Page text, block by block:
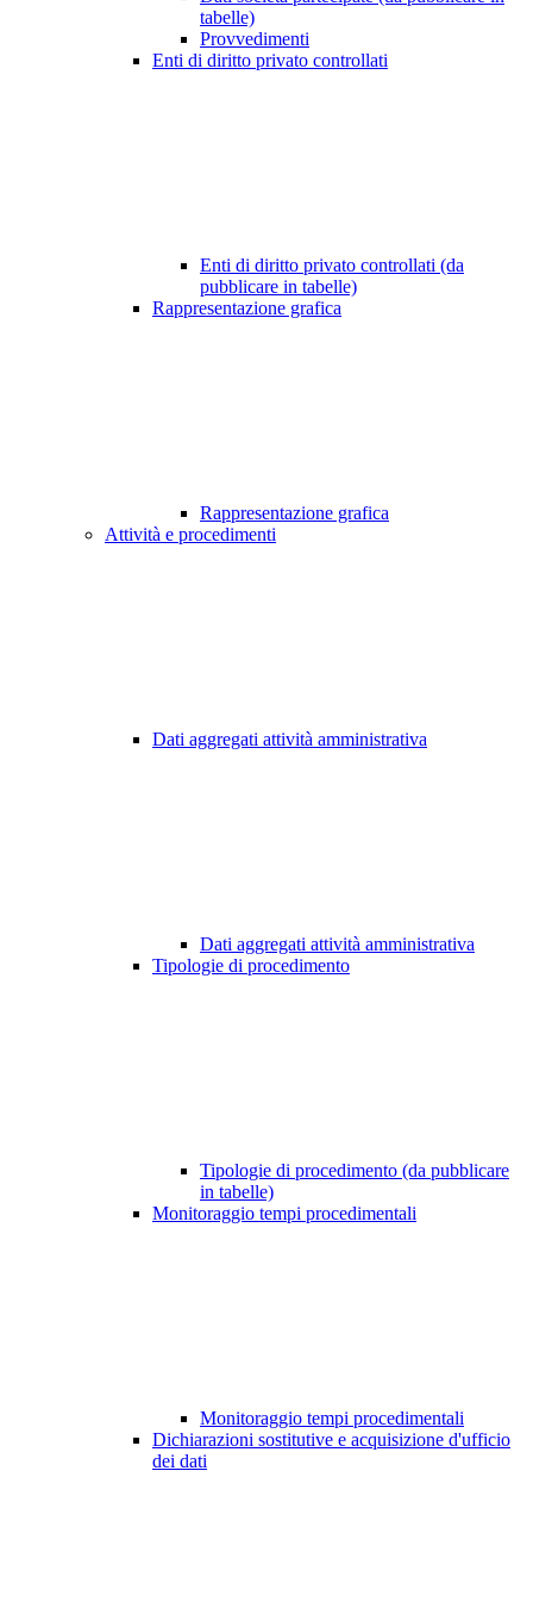
tabelle)
Provvedimenti
Enti di diritto privato controllati
Enti di diritto privato controllati (da
pubblicare in tabelle)
Rappresentazione grafica
Rappresentazione grafica
Attività e procedimenti
Dati aggregati attività amministrativa
Dati aggregati attività amministrativa
Tipologie di procedimento
Tipologie di procedimento (da pubblicare
in tabelle)
Monitoraggio tempi procedimentali
Monitoraggio tempi procedimentali
Dichiarazioni sostitutive e acquisizione d'ufficio
dei dati